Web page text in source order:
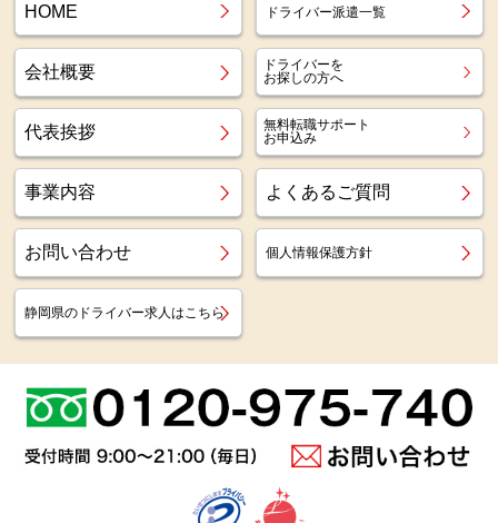
HOME ドライバー派遣一覧
会社概要
ドライバーを
お探しの方へ
代表挨拶
無料転職サポート
お申込み
事業内容 よくあるご質問
お問い合わせ 個人情報保護方針
静岡県のドライバー求人はこちら